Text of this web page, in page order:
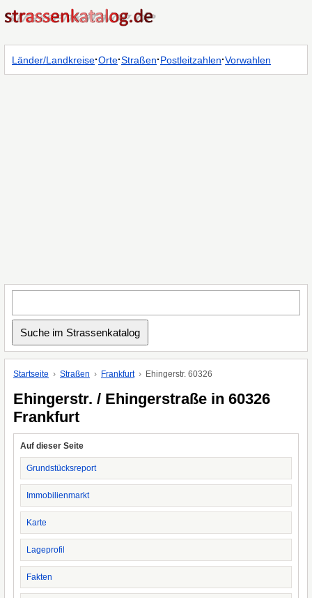
Länder/Landkreise·Orte·Straßen·Postleitzahlen·Vorwahlen
Startseite Straßen Frankfurt Ehingerstr. 60326
Ehingerstr. / Ehingerstraße in 60326
Frankfurt
Auf dieser Seite
Grundstücksreport
Immobilienmarkt
Karte
Lageprofil
Fakten